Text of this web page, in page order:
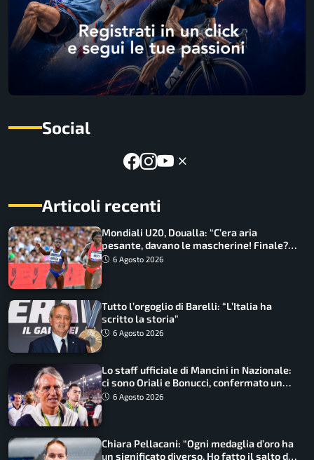
Social
Articoli recenti
Mondiali U20, Doualla: “C’era aria
pesante, davano le mascherine! Finale?
Non ho nulla da perdere”
6 Agosto 2026
Tutto l’orgoglio di Barelli: “L’Italia ha
scritto la storia”
6 Agosto 2026
Lo staff ufficiale di Mancini in Nazionale:
ci sono Oriali e Bonucci, confermato un
ritorno
6 Agosto 2026
Chiara Pellacani: “Ogni medaglia d’oro ha
un significato diverso. Ho fatto il salto di